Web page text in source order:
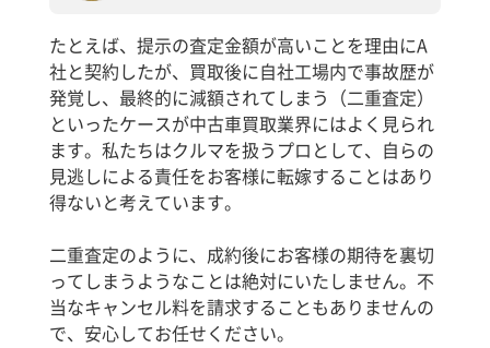
たとえば、提示の査定金額が高いことを理由にA
社と契約したが、買取後に自社工場内で事故歴が
発覚し、最終的に減額されてしまう（二重査定）
といったケースが中古車買取業界にはよく見られ
ます。私たちはクルマを扱うプロとして、自らの
見逃しによる責任をお客様に転嫁することはあり
得ないと考えています。
二重査定のように、成約後にお客様の期待を裏切
ってしまうようなことは絶対にいたしません。不
当なキャンセル料を請求することもありませんの
で、安心してお任せください。